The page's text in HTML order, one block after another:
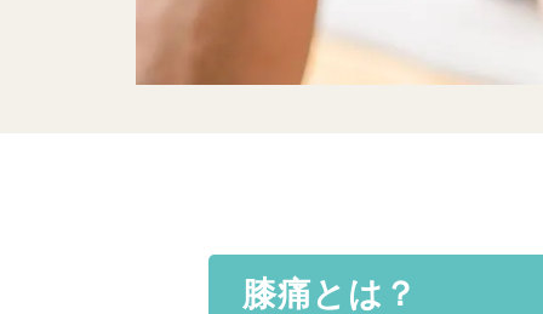
膝痛とは？